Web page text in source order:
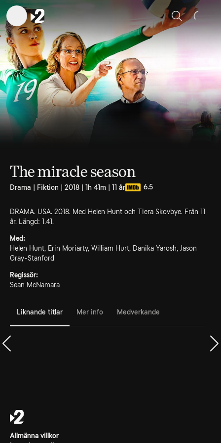
Sök
The miracle season
Drama | Fiktion | 2018 | 1h 41m | 11 år 6.5
DRAMA. USA. 2018. Med Helen Hunt och Tiera Skovbye. Från 11
år. Längd: 1.41.
Med:
Helen Hunt, Erin Moriarty, William Hurt, Danika Yarosh, Jason
Gray-Stanford
Regissör:
Sean McNamara
Liknande titlar Mer info Medverkande
Allmänna villkor